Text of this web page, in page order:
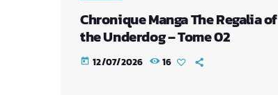
Chronique Manga The Regalia of
the Underdog – Tome 02
today 12/07/2026 16